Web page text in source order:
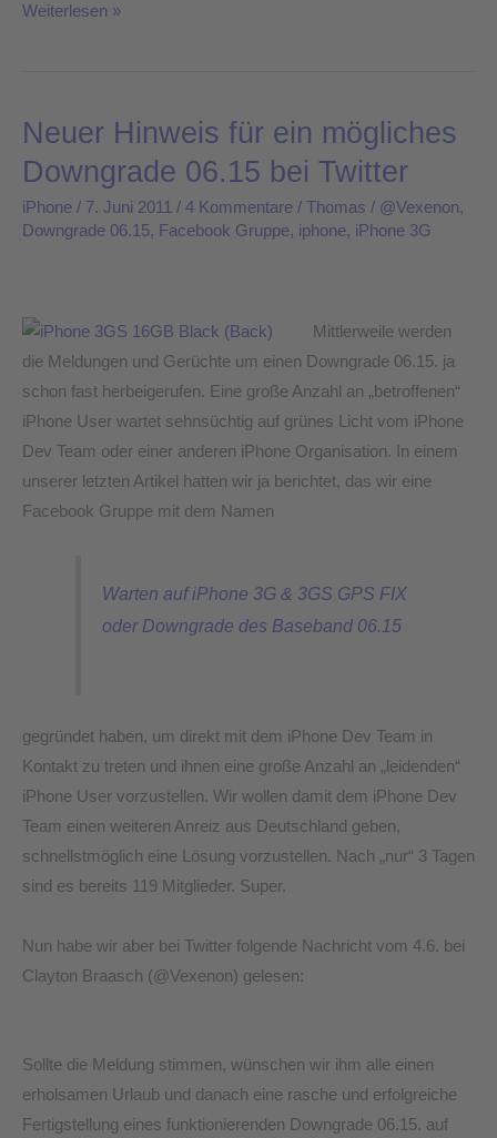
Weiterlesen »
Neuer Hinweis für ein mögliches
Downgrade 06.15 bei Twitter
iPhone / 7. Juni 2011 / 4 Kommentare / Thomas / @Vexenon,
Downgrade 06.15, Facebook Gruppe, iphone, iPhone 3G
Mittlerweile werden
die Meldungen und Gerüchte um einen Downgrade 06.15. ja
schon fast herbeigerufen. Eine große Anzahl an „betroffenen“
iPhone User wartet sehnsüchtig auf grünes Licht vom iPhone
Dev Team oder einer anderen iPhone Organisation. In einem
unserer letzten Artikel hatten wir ja berichtet, das wir eine
Facebook Gruppe mit dem Namen
Warten auf iPhone 3G & 3GS GPS FIX
oder Downgrade des Baseband 06.15
gegründet haben, um direkt mit dem iPhone Dev Team in
Kontakt zu treten und ihnen eine große Anzahl an „leidenden“
iPhone User vorzustellen. Wir wollen damit dem iPhone Dev
Team einen weiteren Anreiz aus Deutschland geben,
schnellstmöglich eine Lösung vorzustellen. Nach „nur“ 3 Tagen
sind es bereits 119 Mitglieder. Super.
Nun habe wir aber bei Twitter folgende Nachricht vom 4.6. bei
Clayton Braasch (@Vexenon) gelesen:
Sollte die Meldung stimmen, wünschen wir ihm alle einen
erholsamen Urlaub und danach eine rasche und erfolgreiche
Fertigstellung eines funktionierenden Downgrade 06.15. auf
Neuer
für
ein
bei
Twitter